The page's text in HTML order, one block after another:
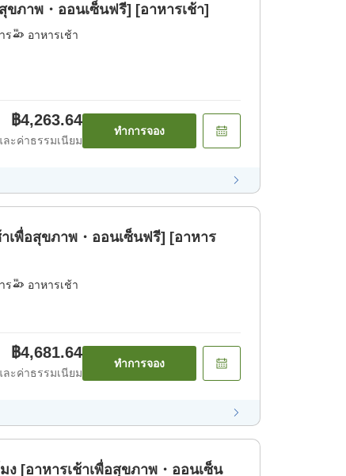
ขภาพ・ออนเซ็นฟรี] [อาหารเช้า]
ร อาหารเช้า
฿4,263.64
ะค่าธรรมเนียม
ทำการจอง
เพื่อสุขภาพ・ออนเซ็นฟรี] [อาหาร
ร อาหารเช้า
฿4,681.64
ะค่าธรรมเนียม
ทำการจอง
ง [อาหารเช้าเพื่อสุขภาพ・ออนเซ็น